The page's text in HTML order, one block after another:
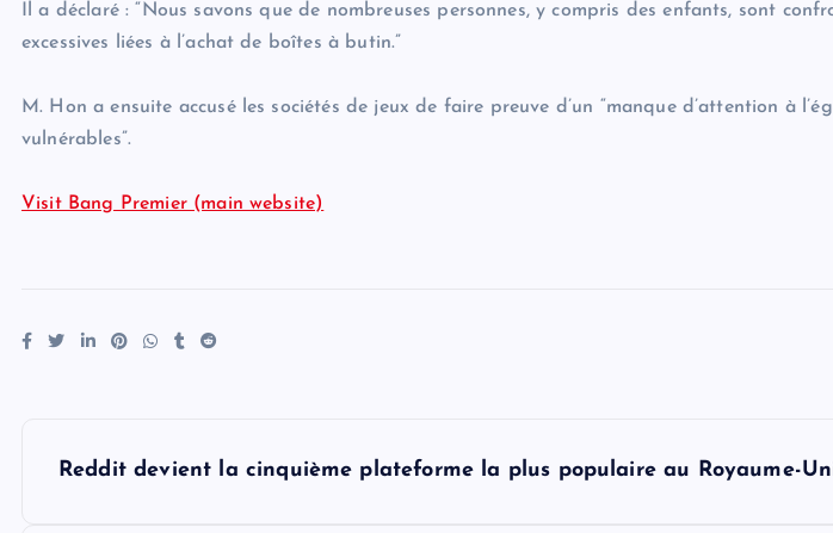
Il a déclaré : “Nous savons que de nombreuses personnes, y compris des enfants, sont
excessives liées à l’achat de boîtes à butin.”
M. Hon a ensuite accusé les sociétés de jeux de faire preuve d’un “manque d’attention à
vulnérables”.
Visit Bang Premier (main website)
Reddit devient la cinquième plateforme la plus populaire au Royaume-